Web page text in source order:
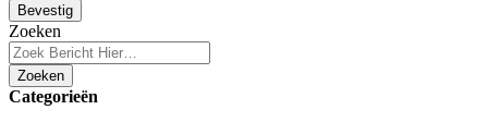
Bevestig
Zoeken
Zoeken
Categorieën